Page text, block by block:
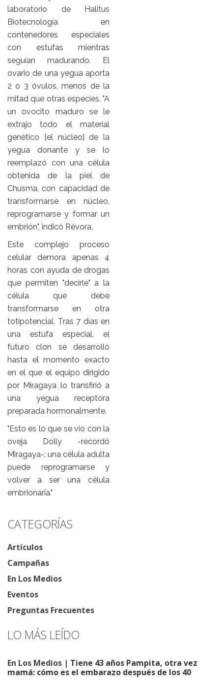
laboratorio de Halitus
Biotecnología en
contenedores especiales
con estufas mientras
seguían madurando. El
ovario de una yegua aporta
2 o 3 óvulos, menos de la
mitad que otras especies. "A
un ovocito maduro se le
extrajo todo el material
genético [el núcleo] de la
yegua donante y se lo
reemplazó con una célula
obtenida de la piel de
Chusma, con capacidad de
transformarse en núcleo,
reprogramarse y formar un
embrión", indicó Révora.
Este complejo proceso
celular demora apenas 4
horas con ayuda de drogas
que permiten "decirle" a la
célula que debe
transformarse en otra
totipotencial. Tras 7 días en
una estufa especial, el
futuro clon se desarrolló
hasta el momento exacto
en el que el equipo dirigido
por Miragaya lo transfirió a
una yegua receptora
preparada hormonalmente.
"Esto es lo que se vio con la
oveja Dolly -recordó
Miragaya-: una célula adulta
puede reprogramarse y
volver a ser una célula
embrionaria."
CATEGORÍAS
Artículos
Campañas
En Los Medios
Eventos
Preguntas Frecuentes
LO MÁS LEÍDO
En Los Medios | Tiene 43 años Pampita, otra vez
mamá: cómo es el embarazo después de los 40